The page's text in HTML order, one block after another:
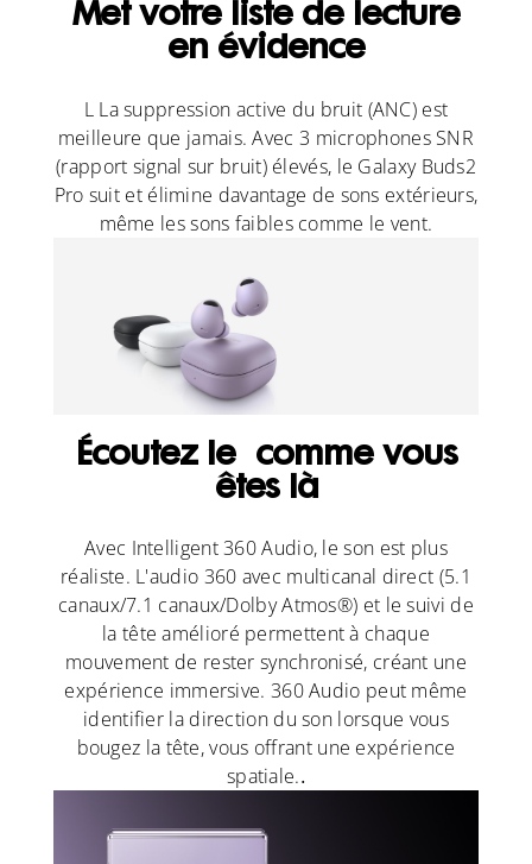
Met votre liste de lecture
en évidence
L La suppression active du bruit (ANC) est
meilleure que jamais. Avec 3 microphones SNR
(rapport signal sur bruit) élevés, le Galaxy Buds2
Pro suit et élimine davantage de sons extérieurs,
même les sons faibles comme le vent.
Écoutez lecomme vous
êtes là
Avec Intelligent 360 Audio, le son est plus
réaliste. L'audio 360 avec multicanal direct (5.1
canaux/7.1 canaux/Dolby Atmos®) et le suivi de
la tête amélioré permettent à chaque
mouvement de rester synchronisé, créant une
expérience immersive. 360 Audio peut même
identifier la direction du son lorsque vous
bougez la tête, vous offrant une expérience
spatiale..